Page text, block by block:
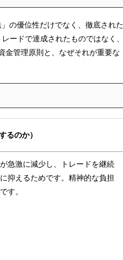
の優位性だけでなく、徹底された
ードで達成されたものではなく、
金管理原則と、なぜそれが重要な
るのか）
急激に減少し、トレードを継続
抑えるためです。精神的な負担
す。